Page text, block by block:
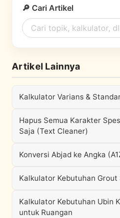
🔎 Cari Artikel
Artikel Lainnya
Kalkulator Varians &
Hapus Semua Karakter
Saja (Text Cleaner)
Konversi Abjad ke Angka
Kalkulator Kebutuhan Grout
Kalkulator Kebutuhan Ubin
untuk Ruangan